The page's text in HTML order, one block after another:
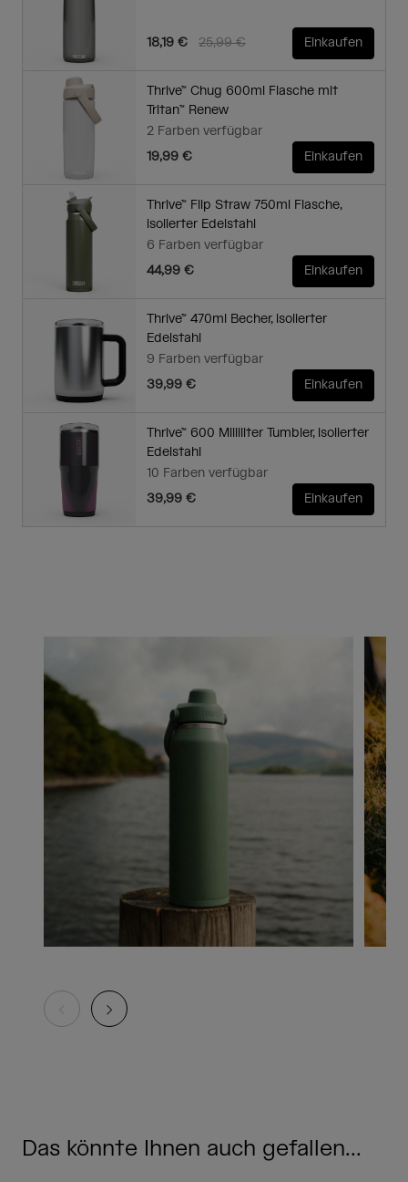
Price reduced from
25,99 €to
18,19 € Einkaufen
Thrive™ Chug 600ml Flasche mit
Tritan™ Renew
2 Farben verfügbar
19,99 €
Einkaufen
Thrive™ Flip Straw 750ml Flasche,
isolierter Edelstahl
6 Farben verfügbar
44,99 €
Einkaufen
Thrive™ 470ml Becher, isolierter
Edelstahl
9 Farben verfügbar
39,99 €
Einkaufen
Thrive™ 600 Milliliter Tumbler, isolierter
Edelstahl
10 Farben verfügbar
39,99 €
Einkaufen
Das könnte Ihnen auch gefallen...